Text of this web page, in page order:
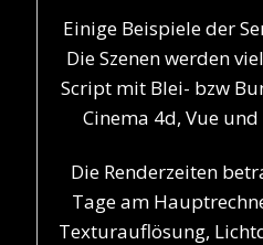
Einige Beispiele der
Die Szenen werden
Script mit Blei- bzw
Cinema 4d, Vue
Die Renderzeiten
Tage am
Texturauflösung,